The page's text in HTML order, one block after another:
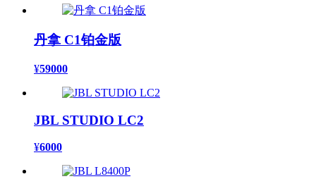
丹拿 C1铂金版
¥59000
JBL STUDIO LC2
¥6000